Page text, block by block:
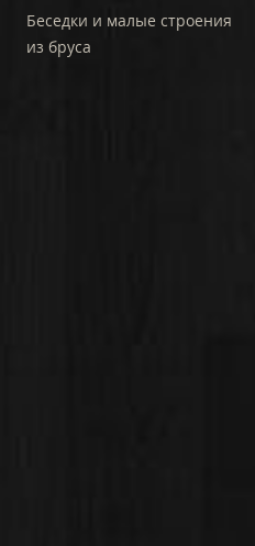
Беседки и малые строения
из бруса